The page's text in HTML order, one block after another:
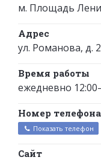
м. Площадь
Адрес
ул. Романова, д.
Время работы
ежедневно
Номер телефона
Показать телефон
Сайт